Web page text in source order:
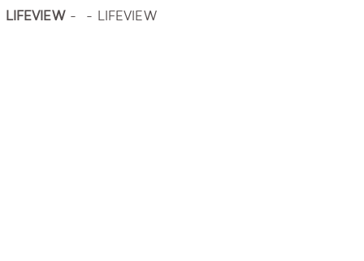
LIFEVIEW- - LIFEVIEW